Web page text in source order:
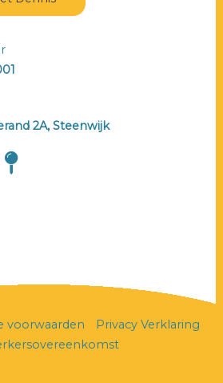
2A, Steenwijk
voorwaarden
Privacy Verklaring